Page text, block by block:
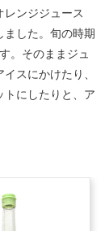
レンジジュース
ました。旬の時期
。そのままジュ
スにかけたり、
トにしたりと、ア